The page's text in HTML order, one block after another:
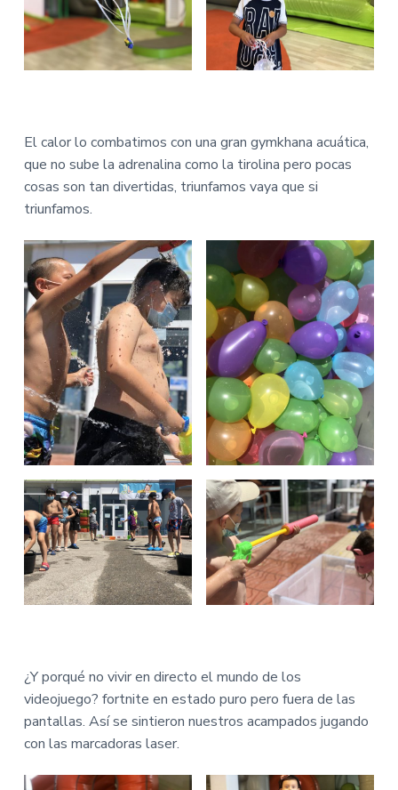
El calor lo combatimos con una gran gymkhana acuática,
que no sube la adrenalina como la tirolina pero pocas
cosas son tan divertidas, triunfamos vaya que si
triunfamos.
¿Y porqué no vivir en directo el mundo de los
videojuego? fortnite en estado puro pero fuera de las
pantallas. Así se sintieron nuestros acampados jugando
con las marcadoras laser.